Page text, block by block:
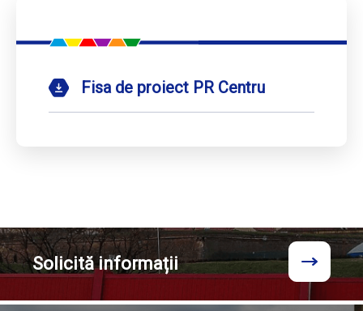
Fisa de proiect PR Centru
Solicităinformații